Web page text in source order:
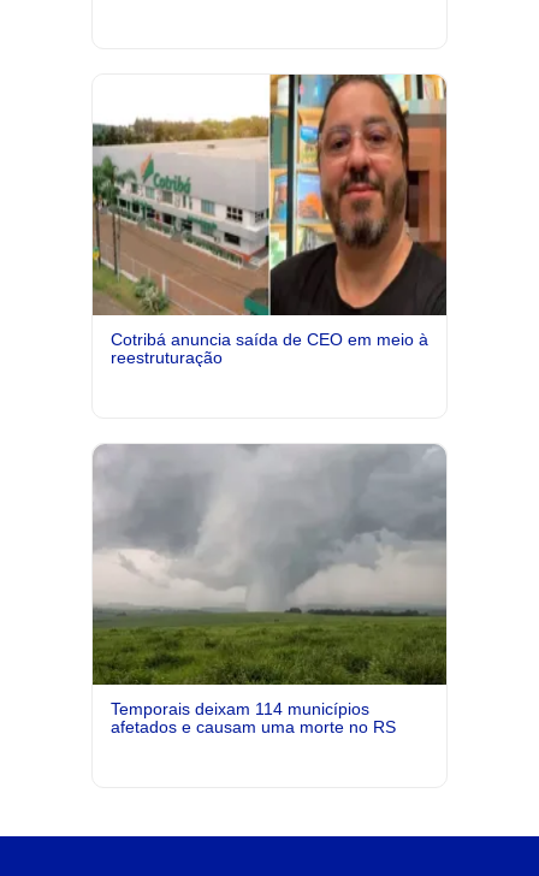
Cotribá anuncia saída de CEO em meio à
reestruturação
Temporais deixam 114 municípios
afetados e causam uma morte no RS